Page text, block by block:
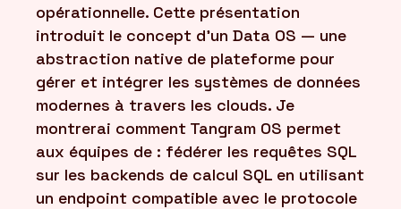
opérationnelle. Cette présentation
introduit le concept d'un Data OS — une
abstraction native de plateforme pour
gérer et intégrer les systèmes de données
modernes à travers les clouds. Je
montrerai comment Tangram OS permet
aux équipes de : fédérer les requêtes SQL
sur les backends de calcul SQL en utilisant
un endpoint compatible avec le protocole